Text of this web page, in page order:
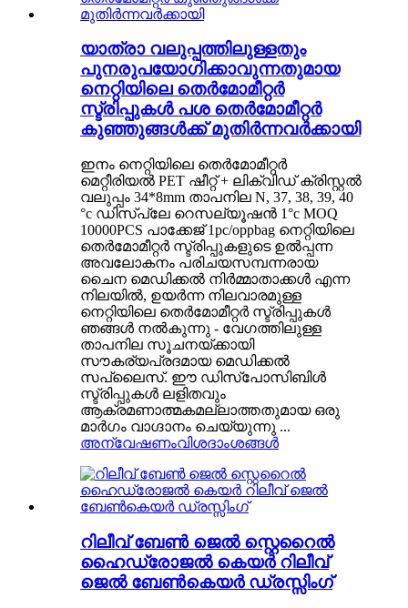
യാത്രാ വലുപ്പത്തിലുള്ളതും
പുനരുപയോഗിക്കാവുന്നതുമായ
നെറ്റിയിലെ തെർമോമീറ്റർ
സ്ട്രിപ്പുകൾ പശ തെർമോമീറ്റർ
കുഞ്ഞുങ്ങൾക്ക് മുതിർന്നവർക്കായി
ഇനം നെറ്റിയിലെ തെർമോമീറ്റർ
മെറ്റീരിയൽ PET ഷീറ്റ് + ലിക്വിഡ് ക്രിസ്റ്റൽ
വലുപ്പം 34*8mm താപനില N, 37, 38, 39, 40
°c ഡിസ്പ്ലേ റെസല്യൂഷൻ 1°c MOQ
10000PCS പാക്കേജ് 1pc/oppbag നെറ്റിയിലെ
തെർമോമീറ്റർ സ്ട്രിപ്പുകളുടെ ഉൽപ്പന്ന
അവലോകനം പരിചയസമ്പന്നരായ
ചൈന മെഡിക്കൽ നിർമ്മാതാക്കൾ എന്ന
നിലയിൽ, ഉയർന്ന നിലവാരമുള്ള
നെറ്റിയിലെ തെർമോമീറ്റർ സ്ട്രിപ്പുകൾ
ഞങ്ങൾ നൽകുന്നു - വേഗത്തിലുള്ള
താപനില സൂചനയ്ക്കായി
സൗകര്യപ്രദമായ മെഡിക്കൽ
സപ്ലൈസ്. ഈ ഡിസ്പോസിബിൾ
സ്ട്രിപ്പുകൾ ലളിതവും
ആക്രമണാത്മകമല്ലാത്തതുമായ ഒരു
മാർഗം വാഗ്ദാനം ചെയ്യുന്നു ...
അന്വേഷണംവിശദാംശങ്ങൾ
റിലീവ് ബേൺ ജെൽ സ്റ്റെറൈൽ
ഹൈഡ്രോജൽ കെയർ റിലീവ്
ജെൽ ബേൺകെയർ ഡ്രസ്സിംഗ്